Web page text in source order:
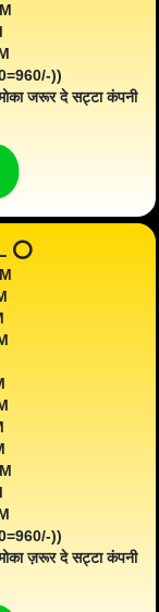
))
जरूर दे सट्टा कंपनी
⭕️
))
ज़रूर दे सट्टा कंपनी